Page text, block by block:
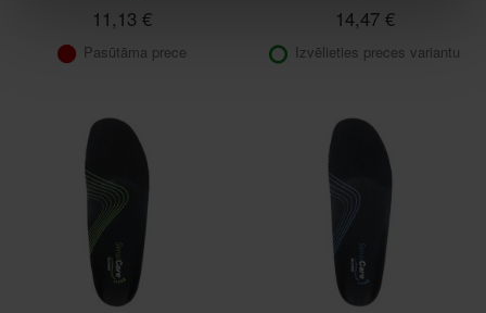
11,13 €
Pasūtāma prece
14,47 €
Izvēlieties preces variantu